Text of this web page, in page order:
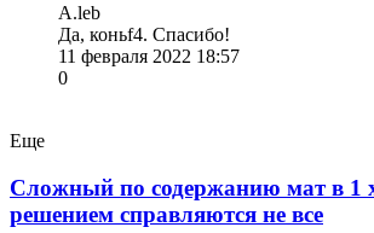
A.leb
Да, коньf4. Спасибо!
11 февраля 2022 18:57
0
Еще
Сложный по содержанию мат в 1
решением справляются не все